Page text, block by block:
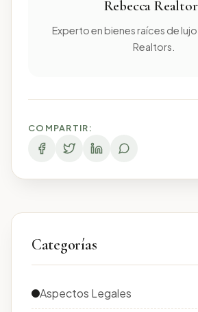
Rebecca
Experto en bienes raíces de
Realtors.
COMPARTIR:
Categorías
Aspectos Legales